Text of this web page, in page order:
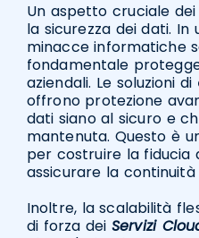
Un aspetto cruciale dei
la sicurezza dei dati. In
minacce informatiche
fondamentale
aziendali. Le soluzioni di
offrono protezione
dati siano al sicuro e
mantenuta. Questo è
per costruire la fiducia
assicurare la
Inoltre, la scalabilità
di forza deiServizi